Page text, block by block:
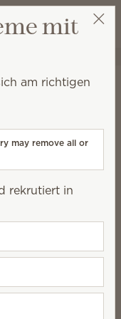
Wunschliste
Warenkorb
und
Suds
mit
am richtigen
may remove all or
rekrutiert in